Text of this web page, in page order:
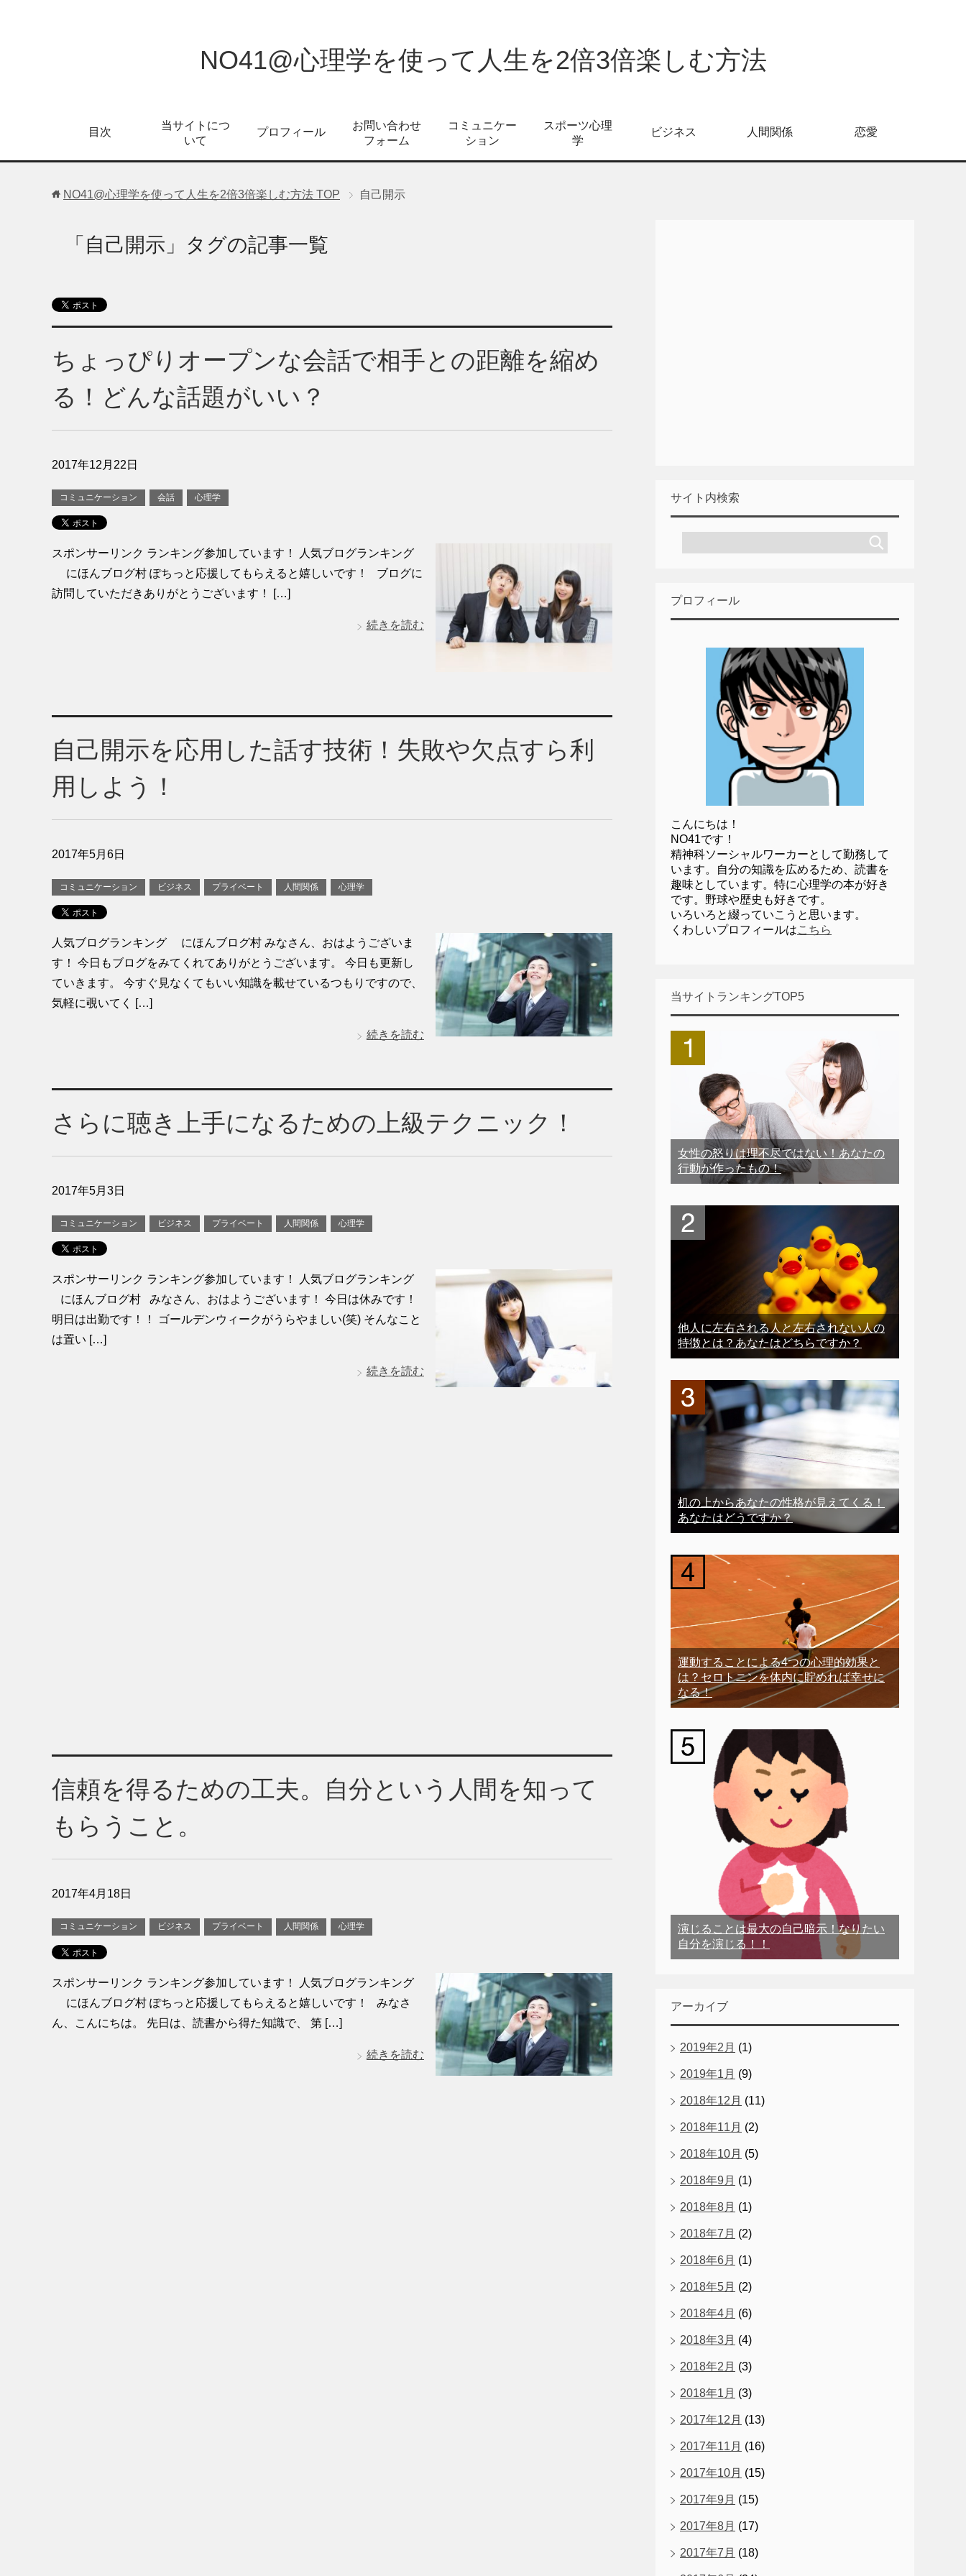
NO41@心理学を使って人生を2倍3倍楽しむ方法
目次
当サイトにつ
いて
プロフィール
お問い合わせ
フォーム
コミュニケー
ション
スポーツ心理
学
ビジネス 人間関係 恋愛
NO41@心理学を使って人生を2倍3倍楽しむ方法 TOP 自己開示
「自己開示」タグの記事一覧
ちょっぴりオープンな会話で相手との距離を縮め
る！どんな話題がいい？
2017年12月22日
コミュニケーション 会話 心理学
スポンサーリンク ランキング参加しています！ 人気ブログランキング
にほんブログ村 ぽちっと応援してもらえると嬉しいです！ ブログに
訪問していただきありがとうございます！ […]
続きを読む
自己開示を応用した話す技術！失敗や欠点すら利
用しよう！
2017年5月6日
コミュニケーション ビジネス プライベート 人間関係 心理学
人気ブログランキング にほんブログ村 みなさん、おはようございま
す！ 今日もブログをみてくれてありがとうございます。 今日も更新し
ていきます。 今すぐ見なくてもいい知識を載せているつもりですので、
気軽に覗いてく […]
続きを読む
さらに聴き上手になるための上級テクニック！
2017年5月3日
コミュニケーション ビジネス プライベート 人間関係 心理学
スポンサーリンク ランキング参加しています！ 人気ブログランキング
にほんブログ村 みなさん、おはようございます！ 今日は休みです！
明日は出勤です！！ ゴールデンウィークがうらやましい(笑) そんなこと
は置い […]
続きを読む
信頼を得るための工夫。自分という人間を知って
もらうこと。
2017年4月18日
コミュニケーション ビジネス プライベート 人間関係 心理学
スポンサーリンク ランキング参加しています！ 人気ブログランキング
にほんブログ村 ぽちっと応援してもらえると嬉しいです！ みなさ
ん、こんにちは。 先日は、読書から得た知識で、 第 […]
続きを読む
サイト内検索
プロフィール
こんにちは！
NO41です！
精神科ソーシャルワーカーとして勤務して
います。自分の知識を広めるため、読書を
趣味としています。特に心理学の本が好き
です。野球や歴史も好きです。
いろいろと綴っていこうと思います。
くわしいプロフィールはこちら
当サイトランキングTOP5
女性の怒りは理不尽ではない！あなたの
行動が作ったもの！
他人に左右される人と左右されない人の
特徴とは？あなたはどちらですか？
机の上からあなたの性格が見えてくる！
あなたはどうですか？
運動することによる4つの心理的効果と
は？セロトニンを体内に貯めれば幸せに
なる！
演じることは最大の自己暗示！なりたい
自分を演じる！！
アーカイブ
2019年2月 (1)
2019年1月 (9)
2018年12月 (11)
2018年11月 (2)
2018年10月 (5)
2018年9月 (1)
2018年8月 (1)
2018年7月 (2)
2018年6月 (1)
2018年5月 (2)
2018年4月 (6)
2018年3月 (4)
2018年2月 (3)
2018年1月 (3)
2017年12月 (13)
2017年11月 (16)
2017年10月 (15)
2017年9月 (15)
2017年8月 (17)
2017年7月 (18)